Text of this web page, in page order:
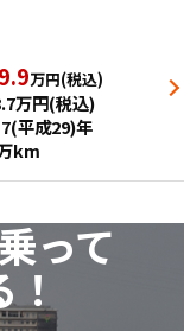
万円(税込)
万円(税込)
平成29)年
km
って